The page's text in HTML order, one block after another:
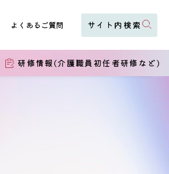
よくあるご質問
研修情報(介護職員初任者研修など)